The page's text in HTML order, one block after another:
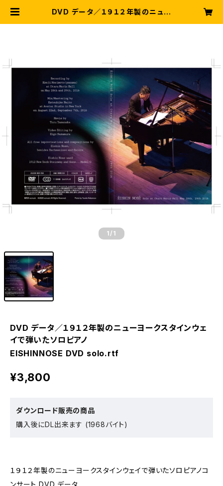
DVD データ／１９１２年製のニュー
1 /1
DVD データ／１９１２年製のニューヨークスタインウェ
イで弾いたソロピアノ
EISHINNOSE DVD solo.rtf
¥3,800
ダウンロード販売の商品
購入後にDL出来ます (1968バイト)
１９１２年製のニューヨークスタインウェイで弾いたソロピアノコ
ンサート DVD データ